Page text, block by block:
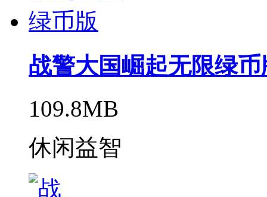
战警大国崛起无限绿币
109.8MB
休闲益智